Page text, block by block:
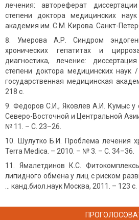
лечения: автореферат
степени доктора медицинских
академия им. С.М. Кирова. Санкт-
Умерова А.Р. Синдром
хронических гепатитах и
диагностика, лечение:
степени доктора медицинских наук
государственная медицинская
218 с.
Федоров С.И., Яковлев А.И. Кумыс у
Северо-Восточной и Центральной
№ 11. – С. 23–26.
Шулутко Б.И. Проблема лечения
Terra Medica. – 2010. – № 3. – С. 34–36.
Ямалетдинов К.С.
липидного обмена у лиц с риском
… канд.биол.наук Москва, 2011. – 123 с.